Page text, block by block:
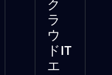
ク
ラ
ウ
ドIT
エ